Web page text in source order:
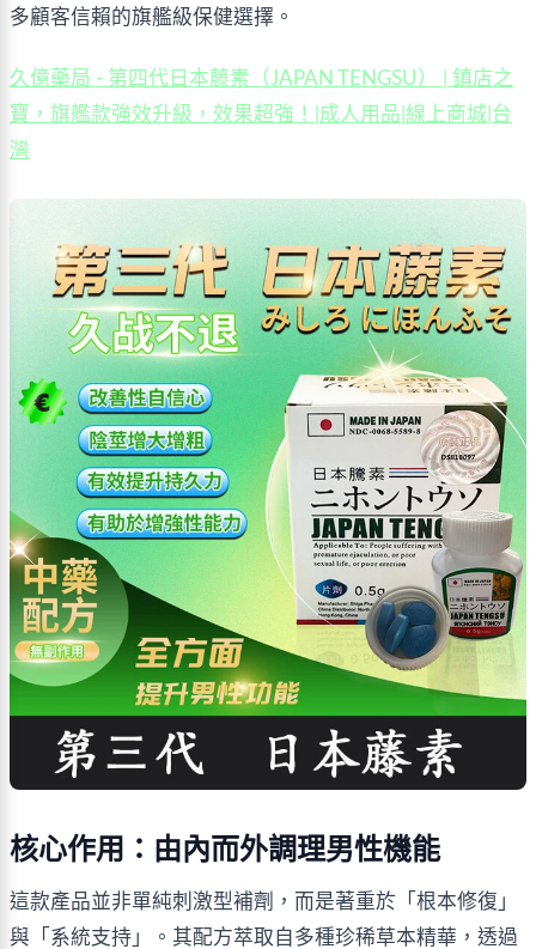
多顧客信賴的旗艦級保健選擇。
久億藥局 - 第四代日本藤素（JAPAN TENGSU） | 鎮店之
寶，旗艦款強效升級，效果超強！|成人用品|線上商城|台
灣
核心作用：由內而外調理男性機能
這款產品並非單純刺激型補劑，而是著重於「根本修復」
與「系統支持」。其配方萃取自多種珍稀草本精華，透過